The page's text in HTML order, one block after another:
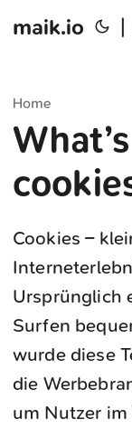
maik.io
Home
Cookies –
Ursprünglich
Surfen
wurde diese
die
um Nutzer